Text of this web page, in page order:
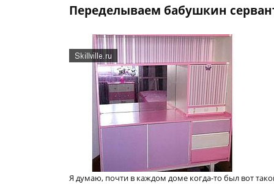
Переделываем бабушкин
Я думаю, почти в каждом доме когда-то был вот